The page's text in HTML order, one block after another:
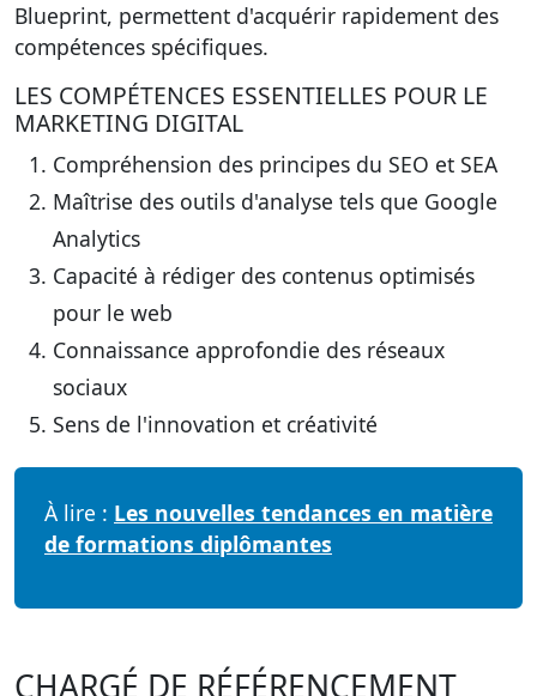
Blueprint, permettent d'acquérir rapidement des
compétences spécifiques.
LES COMPÉTENCES ESSENTIELLES POUR LE
MARKETING DIGITAL
Compréhension des principes du SEO et SEA
Maîtrise des outils d'analyse tels que Google
Analytics
Capacité à rédiger des contenus optimisés
pour le web
Connaissance approfondie des réseaux
sociaux
Sens de l'innovation et créativité
À lire : Les nouvelles tendances en matière
de formations diplômantes
CHARGÉ DE RÉFÉRENCEMENT